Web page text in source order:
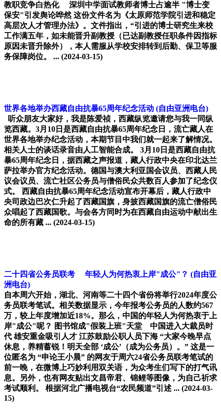
教职竞争白热化 深圳中学面试教师者博士占逾半 "博士变
保安"引发舆论哗然 这份文件名为《太原师范学院引进和稳定
高层次人才管理办法》。文件指出，“引进的博士研究生来校
工作满五年，如未能晋升副教授（已达副教授任职条件因指标
原因未晋升除外），本人需服从学校安排转到后勤、保卫等服
务保障岗位。 ... (2024-03-15)
世界各地举办西藏自由抗暴65周年纪念活动 (自由亚洲电台)
听众朋友大家好，我是陈爱祯，西藏纵览邀请您与我一同纵
览西藏。3月10日是西藏自由抗暴65周年纪念日，流亡藏人在
世界各地举办纪念活动，本期节目中我们就一起来了解情况。
相关人士的谈话录音由人工智能合成。 3月10日是西藏自由抗
暴65周年纪念日，据西藏之声报道，藏人行政中央在印北达兰
萨拉举办官方纪念活动。德国与澳大利亚国会议员、西藏人民
议会议员、流亡社区公务员与僧俗民众共数百人参加了纪念仪
式。 西藏自由抗暴65周年纪念活动宣布开幕后，藏人行政中
央司政边巴次仁升起了西藏国旗，身披西藏国旗的流亡僧俗民
众唱起了西藏国歌。与会各方同时为在西藏自由运动中献出生
命的所有藏 ... (2024-03-15)
二十四省公务员联考 年轻人为何热衷上岸"成公"？ (自由亚
洲电台)
自本周六开始，湖北、河南等二十四个省份将举行2024年度公
务员联考笔试。相关数据显示，今年报考公务员的人数约567
万，较上年度增加近18%。那么，中国的年轻人为何热衷于上
岸"成公"呢？ 图书馆成"假装上班"天堂 中国进入大裁员时
代 雄安重金吸引人才 江苏鼓励公职人员下海 “大家今晚早点
休息，养精蓄锐！明天全部 ‘成公’（成为公务员）。” 这是一
位匿名为 “申论王小晨” 的网友于周六24省公务员联考笔试的
前一晚，在微博上巧妙利用双关语，为众考生们写下的打气讯
息。另外，也有网友贴出文昌帝君、锦鲤等图像，为自己祈求
考试顺利。 根据河北广播电视台“农民频道”引述 ... (2024-03-
15)